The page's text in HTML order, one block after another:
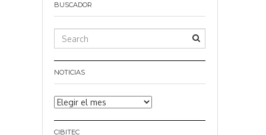
BUSCADOR
NOTICIAS
Noticias
CIBITEC